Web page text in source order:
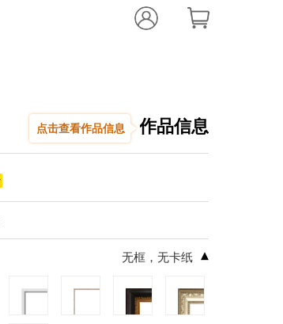
点击查看作品信息 作品信息
▾
无框，无卡纸
申振夏
明暗对比强烈